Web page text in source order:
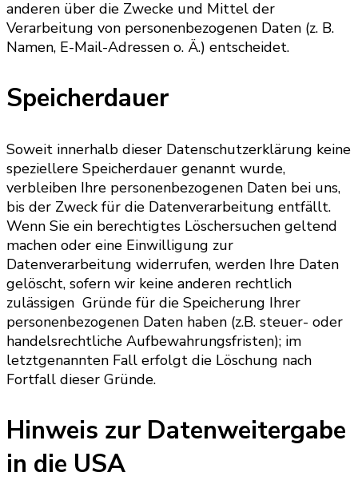
anderen über die Zwecke und Mittel der
Verarbeitung von personenbezogenen Daten (z. B.
Namen, E-Mail-Adressen o. Ä.) entscheidet.
Speicherdauer
Soweit innerhalb dieser Datenschutzerklärung keine
speziellere Speicherdauer genannt wurde,
verbleiben Ihre personenbezogenen Daten bei uns,
bis der Zweck für die Datenverarbeitung entfällt.
Wenn Sie ein berechtigtes Löschersuchen geltend
machen oder eine Einwilligung zur
Datenverarbeitung widerrufen, werden Ihre Daten
gelöscht, sofern wir keine anderen rechtlich
zulässigen Gründe für die Speicherung Ihrer
personenbezogenen Daten haben (z.B. steuer- oder
handelsrechtliche Aufbewahrungsfristen); im
letztgenannten Fall erfolgt die Löschung nach
Fortfall dieser Gründe.
Hinweis zur Datenweitergabe
in die USA